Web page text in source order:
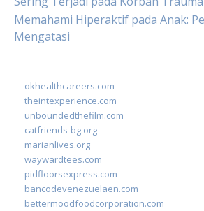
Memahami Hiperaktif pada Anak:
Mengatasi
okhealthcareers.com
theintexperience.com
unboundedthefilm.com
catfriends-bg.org
marianlives.org
waywardtees.com
pidfloorsexpress.com
bancodevenezuelaen.com
bettermoodfoodcorporation.com